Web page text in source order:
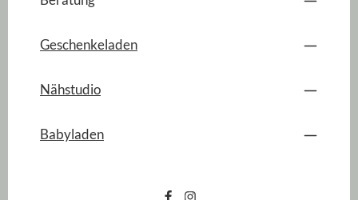
Geschenkeladen
Nähstudio
Babyladen